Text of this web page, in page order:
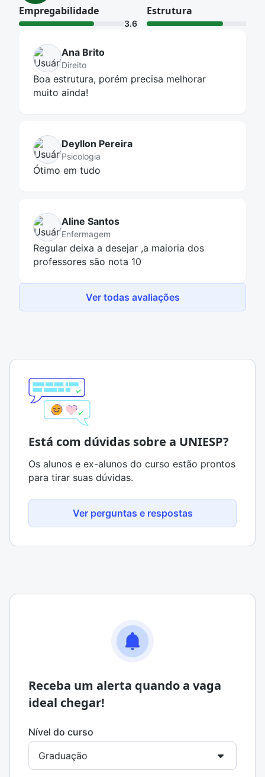
Empregabilidade
3.6
Estrutura
Ana Brito
Direito
Boa estrutura, porém precisa melhorar
muito ainda!
Deyllon Pereira
Psicologia
Ótimo em tudo
Aline Santos
Enfermagem
Regular deixa a desejar ,a maioria dos
professores são nota 10
Ver todas avaliações
Está com dúvidas sobre a UNIESP?
Os alunos e ex-alunos do curso estão prontos
para tirar suas dúvidas.
Ver perguntas e respostas
Receba um alerta quando a vaga
ideal chegar!
Nível do curso